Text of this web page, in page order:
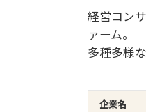
経営コン
ァーム。
多種多様
企業名